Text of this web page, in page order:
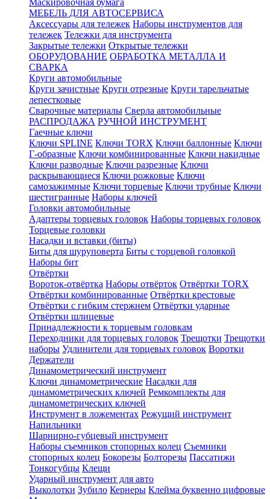
Маскировочная бумага
МЕБЕЛЬ ДЛЯ АВТОСЕРВИСА
Аксессуары для тележек Наборы инструментов для
тележек Тележки для инструмента
Закрытые тележки Открытые тележки
ОБОРУДОВАНИЕ ОБРАБОТКА МЕТАЛЛА И
СВАРКА
Круги автомобильные
Круги зачистные Круги отрезные Круги тарельчатые
лепестковые
Сварочные материалы Сверла автомобильные
РАСПРОДАЖА РУЧНОЙ ИНСТРУМЕНТ
Гаечные ключи
Ключи SPLINE Ключи TORX Ключи баллонные Ключи
Г-образные Ключи комбинированные Ключи накидные
Ключи разводные Ключи разрезные Ключи
раскрывающиеся Ключи рожковые Ключи
самозажимные Ключи торцевые Ключи трубные Ключи
шестигранные Наборы ключей
Головки автомобильные
Адаптеры торцевых головок Наборы торцевых головок
Торцевые головки
Насадки и вставки (биты)
Биты для шуруповерта Биты с торцевой головкой
Наборы бит
Отвёртки
Вороток-отвёртка Наборы отвёрток Отвёртки TORX
Отвёртки комбинированные Отвёртки крестовые
Отвёртки с гибким стержнем Отвёртки ударные
Отвёртки шлицевые
Принадлежности к торцевым головкам
Переходники для торцевых головок Трещотки Трещотки
наборы Удлинители для торцевых головок Воротки
Держатели
Динамометрический инструмент
Ключи динамометрические Насадки для
динамометрических ключей Ремкомплекты для
динамометрических ключей
Инструмент в ложементах Режущий инструмент
Напильники
Шарнирно-губцевый инструмент
Наборы съемников стопорных колец Съемники
стопорных колец Бокорезы Болторезы Пассатижи
Тонкогубцы Клещи
Ударный инструмент для авто
Выколотки Зубило Кернеры Клейма буквенно цифровые